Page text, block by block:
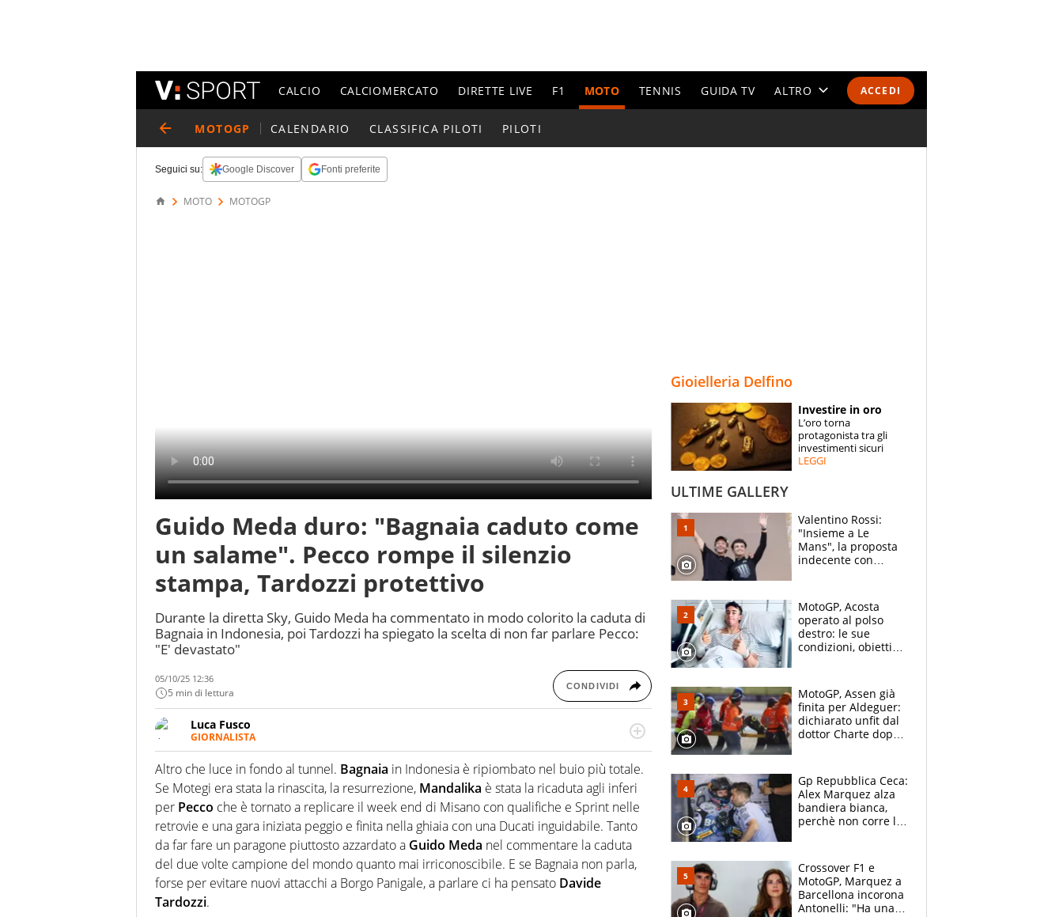
ACCEDI
CALCIO CALCIOMERCATO DIRETTE LIVE F1 MOTO TENNIS GUIDA TV ALTRO
ESPERTI
CONTATTI
MOTOGP CALENDARIO CLASSIFICA PILOTI PILOTI
Seguici su: Google Discover Fonti preferite
MOTO MOTOGP
Guido Meda duro: "Bagnaia caduto come
un salame". Pecco rompe il silenzio
stampa, Tardozzi protettivo
Durante la diretta Sky, Guido Meda ha commentato in modo colorito la caduta di
Bagnaia in Indonesia, poi Tardozzi ha spiegato la scelta di non far parlare Pecco:
"E' devastato"
05/10/25 12:36
5 min di lettura CONDIVIDI
Luca Fusco
GIORNALISTA
Giornalista multimediale. Quando si accendono i motori, lui sgasa, impenna, derapa. E
spesso e volentieri finisce sul podio
Altro che luce in fondo al tunnel. Bagnaia in Indonesia è ripiombato nel buio più totale.
Se Motegi era stata la rinascita, la resurrezione, Mandalika è stata la ricaduta agli inferi
per Pecco che è tornato a replicare il week end di Misano con qualifiche e Sprint nelle
retrovie e una gara iniziata peggio e finita nella ghiaia con una Ducati inguidabile. Tanto
da far fare un paragone piuttosto azzardato a Guido Meda nel commentare la caduta
del due volte campione del mondo quanto mai irriconoscibile. E se Bagnaia non parla,
forse per evitare nuovi attacchi a Borgo Panigale, a parlare ci ha pensato Davide
Tardozzi.
Gioielleria Delfino
Investire in oro
L’oro torna
protagonista tra gli
investimenti sicuri
LEGGI
ULTIME GALLERY
Valentino Rossi:
"Insieme a Le
Mans", la proposta
indecente con
Goodwood
MotoGP, Acosta
operato al polso
destro: le sue
condizioni, obiettivo
MotoGP, Assen già
finita per Aldeguer:
dichiarato unfit dal
dottor Charte dopo
Gp Repubblica Ceca:
Alex Marquez alza
bandiera bianca,
perchè non corre la
Crossover F1 e
MotoGP, Marquez a
Barcellona incorona
Antonelli: "Ha una